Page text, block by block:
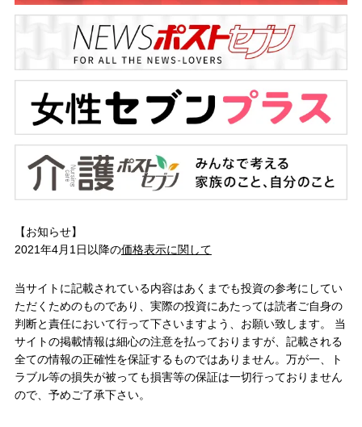
【お知らせ】
2021年4月1日以降の価格表示に関して
当サイトに記載されている内容はあくまでも投資の参考にしてい
ただくためのものであり、実際の投資にあたっては読者ご自身の
判断と責任において行って下さいますよう、お願い致します。 当
サイトの掲載情報は細心の注意を払っておりますが、記載される
全ての情報の正確性を保証するものではありません。万が一、ト
ラブル等の損失が被っても損害等の保証は一切行っておりません
ので、予めご了承下さい。